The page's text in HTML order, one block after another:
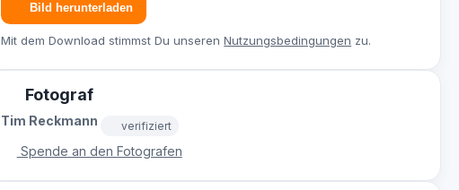
Bild herunterladen
Mit dem Download stimmst Du unserenNutzungsbedingungen zu.
Fotograf
Tim Reckmann verifiziert
Spende an den Fotografen